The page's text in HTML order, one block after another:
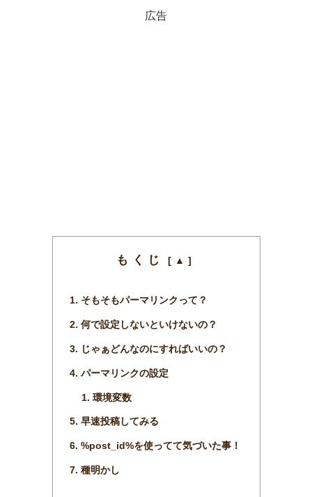
広告
もくじ
そもそもパーマリンクって？
何で設定しないといけないの？
じゃぁどんなのにすればいいの？
パーマリンクの設定
環境変数
早速投稿してみる
%post_id%を使ってて気づいた事！
種明かし